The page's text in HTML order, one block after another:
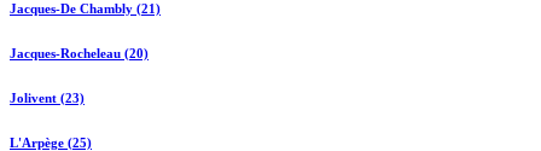
Jacques-De Chambly (21)
Jacques-Rocheleau (20)
Jolivent (23)
L'Arpège (25)